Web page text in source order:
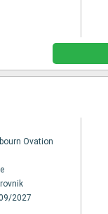
Ovation
2027